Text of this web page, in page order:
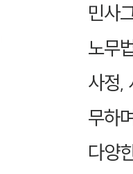
민사
노무
사정,
무하
다양